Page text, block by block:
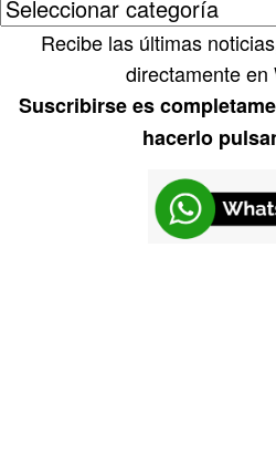
Recibe las últimas
directamente en
Suscribirse es
hacerlo